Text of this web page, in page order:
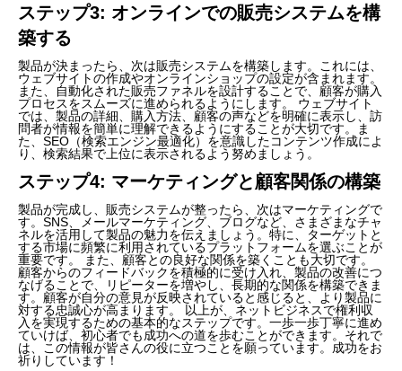
ステップ3: オンラインでの販売システムを構
築する
製品が決まったら、次は販売システムを構築します。これには、
ウェブサイトの作成やオンラインショップの設定が含まれます。
また、自動化された販売ファネルを設計することで、顧客が購入
プロセスをスムーズに進められるようにします。 ウェブサイト
では、製品の詳細、購入方法、顧客の声などを明確に表示し、訪
問者が情報を簡単に理解できるようにすることが大切です。ま
た、SEO（検索エンジン最適化）を意識したコンテンツ作成によ
り、検索結果で上位に表示されるよう努めましょう。
ステップ4: マーケティングと顧客関係の構築
製品が完成し、販売システムが整ったら、次はマーケティングで
す。SNS、メールマーケティング、ブログなど、さまざまなチャ
ネルを活用して製品の魅力を伝えましょう。特に、ターゲットと
する市場に頻繁に利用されているプラットフォームを選ぶことが
重要です。 また、顧客との良好な関係を築くことも大切です。
顧客からのフィードバックを積極的に受け入れ、製品の改善につ
なげることで、リピーターを増やし、長期的な関係を構築できま
す。顧客が自分の意見が反映されていると感じると、より製品に
対する忠誠心が高まります。 以上が、ネットビジネスで権利収
入を実現するための基本的なステップです。一歩一歩丁寧に進め
ていけば、初心者でも成功への道を歩むことができます。それで
は、この情報が皆さんの役に立つことを願っています。成功をお
祈りしています！